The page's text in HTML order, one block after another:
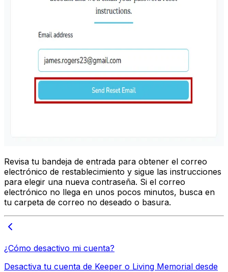
Revisa tu bandeja de entrada para obtener el correo
electrónico de restablecimiento y sigue las instrucciones
para elegir una nueva contraseña. Si el correo
electrónico no llega en unos pocos minutos, busca en
tu carpeta de correo no deseado o basura.
¿Cómo desactivo mi cuenta?
Desactiva tu cuenta de Keeper o Living Memorial desde